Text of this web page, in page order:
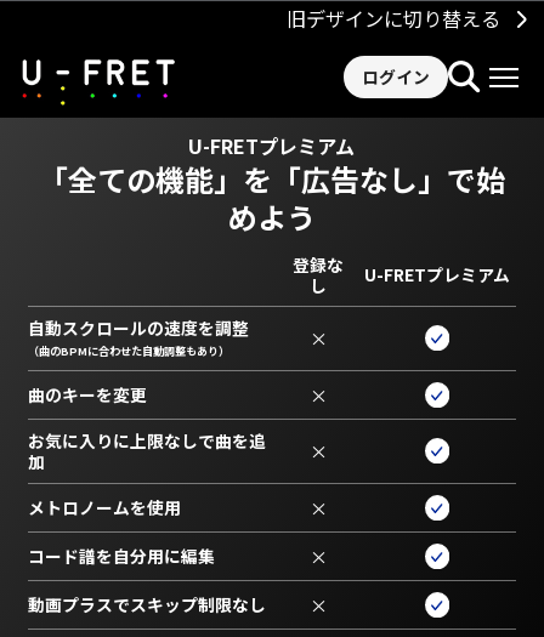
旧デザインに切り替える
ログイン
U-FRETプレミアム
「全ての機能」を 「広告なし」で始
めよう
登録な
し
U-FRETプレミアム
自動スクロールの速度を調整
（曲のBPMに合わせた自動調整もあり） ×
曲のキーを変更 ×
お気に入りに上限なしで曲を追
加
×
メトロノームを使用 ×
コード譜を自分用に編集 ×
動画プラスでスキップ制限なし ×